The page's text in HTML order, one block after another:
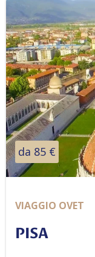
da 85 €
VIAGGIO OVET
PISA